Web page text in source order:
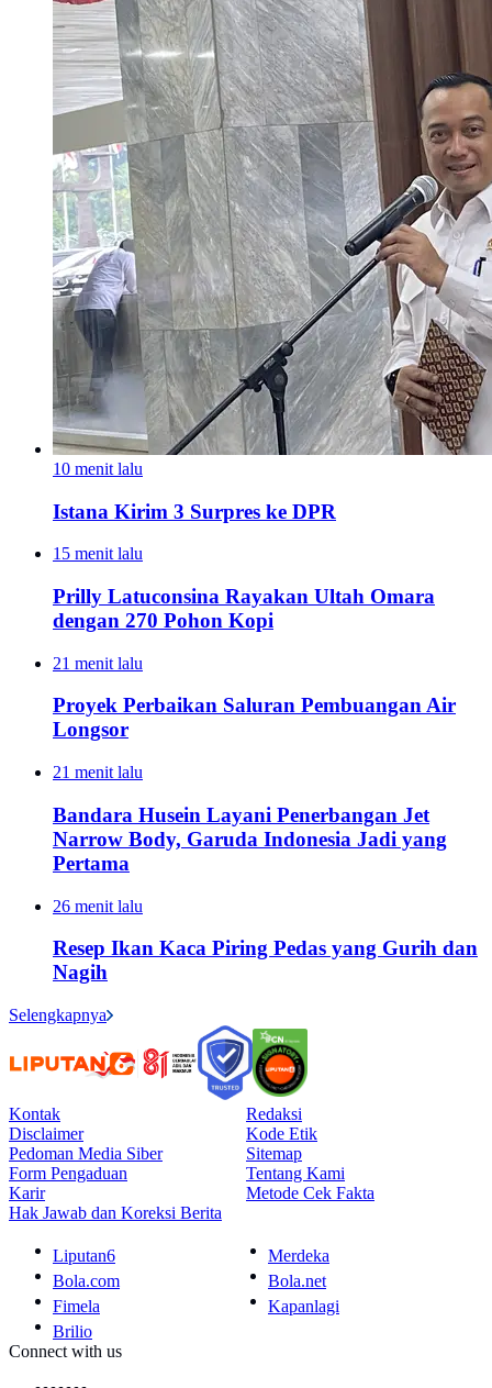
10 menit lalu
Istana Kirim 3 Surpres ke DPR
15 menit lalu
Prilly Latuconsina Rayakan Ultah Omara
dengan 270 Pohon Kopi
21 menit lalu
Proyek Perbaikan Saluran Pembuangan Air
Longsor
21 menit lalu
Bandara Husein Layani Penerbangan Jet
Narrow Body, Garuda Indonesia Jadi yang
Pertama
26 menit lalu
Resep Ikan Kaca Piring Pedas yang Gurih dan
Nagih
Selengkapnya
Kontak
Redaksi
Disclaimer
Kode Etik
Pedoman Media Siber
Sitemap
Form Pengaduan
Tentang Kami
Karir
Metode Cek Fakta
Hak Jawab dan Koreksi Berita
Liputan6
Merdeka
Bola.com
Bola.net
Fimela
Kapanlagi
Brilio
Connect with us